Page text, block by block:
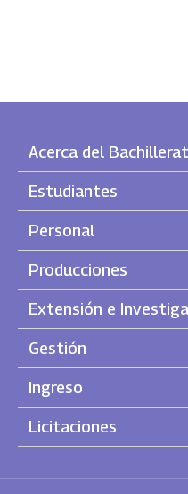
Acerca del
Estudiantes
Personal
Producciones
Extensión e
Gestión
Ingreso
Licitaciones